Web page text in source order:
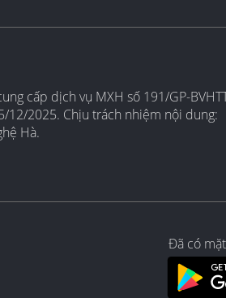
cấp dịch vụ MXH số 191/GP-
12/2025. Chịu trách nhiệm nội dung:
Hà.
Đã có